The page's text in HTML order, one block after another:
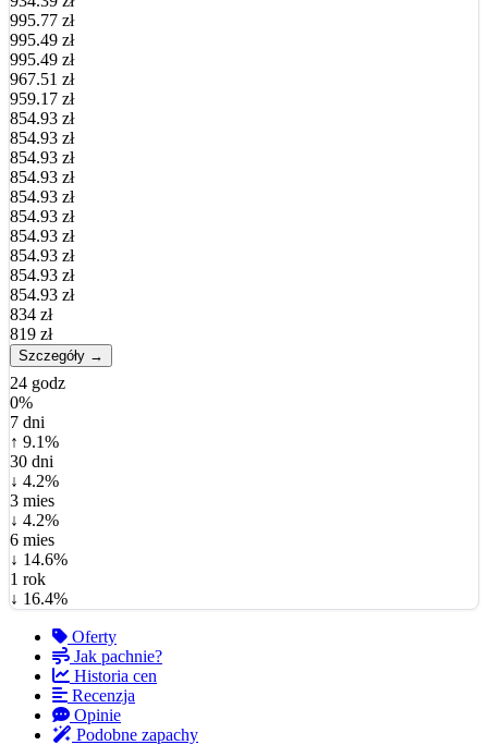
995.77 zł
995.49 zł
995.49 zł
967.51 zł
959.17 zł
854.93 zł
854.93 zł
854.93 zł
854.93 zł
854.93 zł
854.93 zł
854.93 zł
854.93 zł
854.93 zł
854.93 zł
834 zł
819 zł
Szczegóły →
24 godz
0%
7 dni
↑ 9.1%
30 dni
↓ 4.2%
3 mies
↓ 4.2%
6 mies
↓ 14.6%
1 rok
↓ 16.4%
Oferty
Jak pachnie?
Historia cen
Recenzja
Opinie
Podobne zapachy